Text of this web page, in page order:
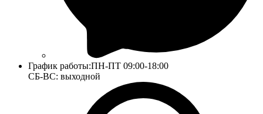
График работы:ПН-ПТ 09:00-18:00
СБ-ВС: выходной